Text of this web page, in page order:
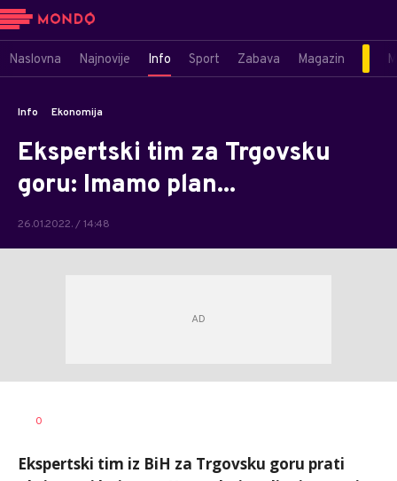
Naslovna Najnovije Info Sport Zabava Magazin
Info Ekonomija
Ekspertski tim za Trgovsku
goru: Imamo plan...
26.01.2022. / 14:48
AUTOR
0
Ekspertski tim iz BiH za Trgovsku goru prati